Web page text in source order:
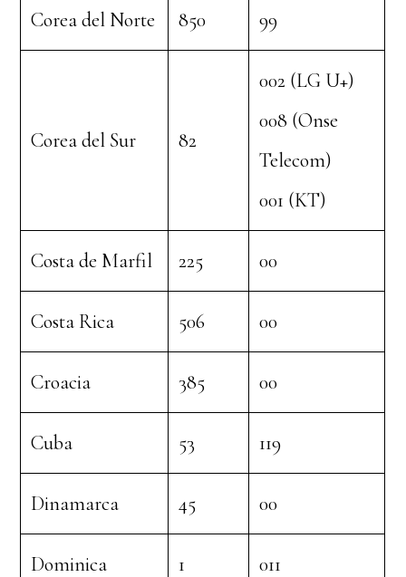
Corea del Norte 850 99
Corea del Sur 82
002 (LG U+)
008 (Onse
Telecom)
001 (KT)
Costa de Marfil 225 00
Costa Rica 506 00
Croacia 385 00
Cuba 53 119
Dinamarca 45 00
Dominica 1 011